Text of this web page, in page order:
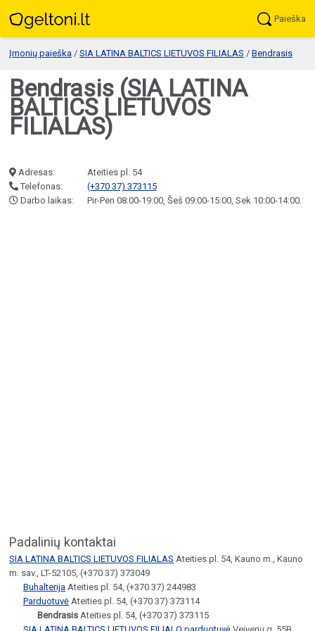
Paieška
Įmonių paieška / SIA LATINA BALTICS LIETUVOS FILIALAS / Bendrasis
Bendrasis (SIA LATINA
BALTICS LIETUVOS
FILIALAS)
Adresas:
Ateities pl. 54
Telefonas:
(+370 37) 373115
Darbo laikas:
Pir-Pen 08:00-19:00, Šeš 09:00-15:00, Sek 10:00-14:00.
Padalinių kontaktai
SIA LATINA BALTICS LIETUVOS FILIALAS Ateities pl. 54, Kauno m., Kauno
m. sav., LT-52105, (+370 37) 373049
Buhalterija Ateities pl. 54, (+370 37) 244983
Parduotuvė Ateities pl. 54, (+370 37) 373114
Bendrasis Ateities pl. 54, (+370 37) 373115